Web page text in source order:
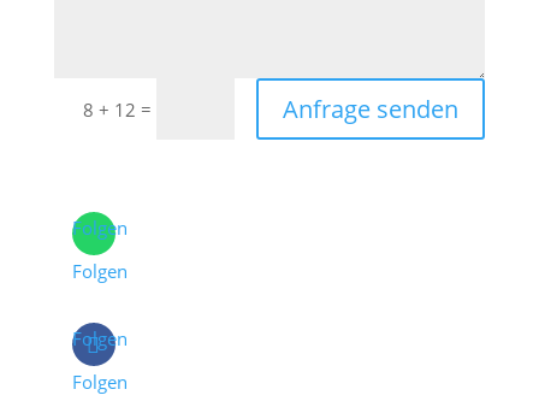
8 + 12 = Anfrage senden
Folgen
Folgen
Folgen
Folgen